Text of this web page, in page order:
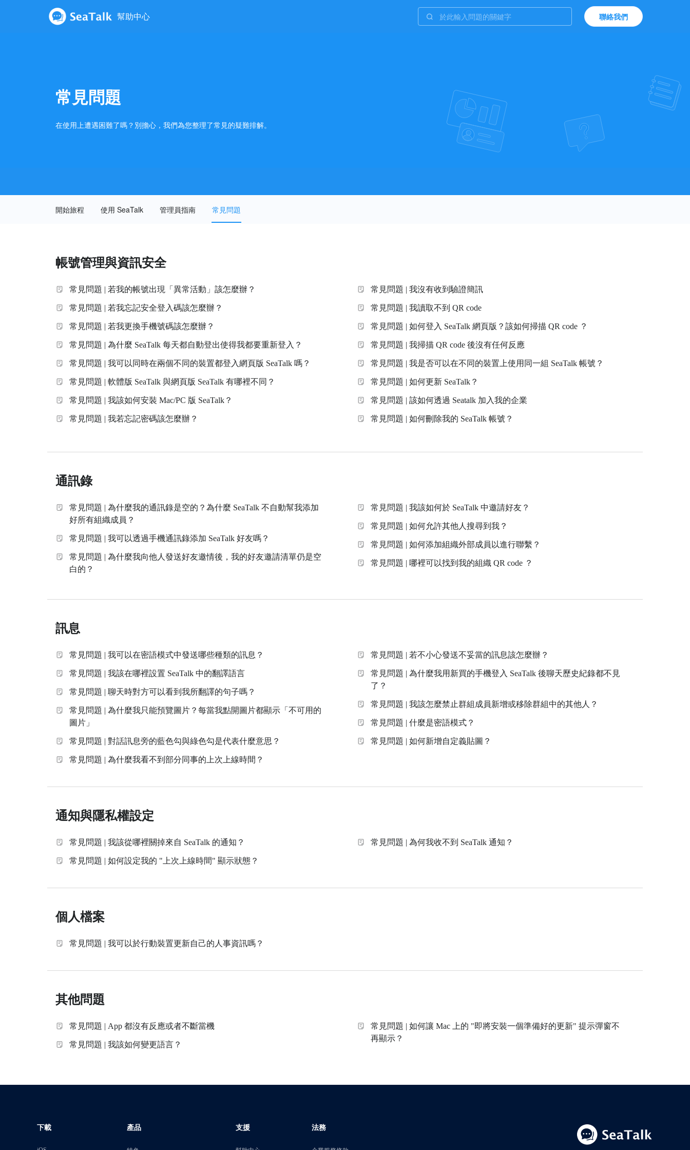
幫助中心 於此輸入問題的關鍵字 聯絡我們
常見問題
在使用上遭遇困難了嗎？別擔心，我們為您整理了常見的疑難排解。
開始旅程 使用 SeaTalk 管理員指南 常見問題
帳號管理與資訊安全
常見問題 | 若我的帳號出現「異常活動」該怎麼辦？
常見問題 | 若我忘記安全登入碼該怎麼辦？
常見問題 | 若我更換手機號碼該怎麼辦？
常見問題 | 為什麼 SeaTalk 每天都自動登出使得我都要重新登入？
常見問題 | 我可以同時在兩個不同的裝置都登入網頁版 SeaTalk 嗎？
常見問題 | 軟體版 SeaTalk 與網頁版 SeaTalk 有哪裡不同？
常見問題 | 我該如何安裝 Mac/PC 版 SeaTalk？
常見問題 | 我若忘記密碼該怎麼辦？
常見問題 | 我沒有收到驗證簡訊
常見問題 | 我讀取不到 QR code
常見問題 | 如何登入 SeaTalk 網頁版？該如何掃描 QR code ？
常見問題 | 我掃描 QR code 後沒有任何反應
常見問題 | 我是否可以在不同的裝置上使用同一組 SeaTalk 帳號？
常見問題 | 如何更新 SeaTalk？
常見問題 | 該如何透過 Seatalk 加入我的企業
常見問題 | 如何刪除我的 SeaTalk 帳號？
通訊錄
常見問題 | 為什麼我的通訊錄是空的？為什麼 SeaTalk 不自動幫我添加
好所有組織成員？
常見問題 | 我可以透過手機通訊錄添加 SeaTalk 好友嗎？
常見問題 | 為什麼我向他人發送好友邀情後，我的好友邀請清單仍是空
白的？
常見問題 | 我該如何於 SeaTalk 中邀請好友？
常見問題 | 如何允許其他人搜尋到我？
常見問題 | 如何添加組織外部成員以進行聯繫？
常見問題 | 哪裡可以找到我的組織 QR code ？
訊息
常見問題 | 我可以在密語模式中發送哪些種類的訊息？
常見問題 | 我該在哪裡設置 SeaTalk 中的翻譯語言
常見問題 | 聊天時對方可以看到我所翻譯的句子嗎？
常見問題 | 為什麼我只能預覽圖片？每當我點開圖片都顯示「不可用的
圖片」
常見問題 | 對話訊息旁的藍色勾與綠色勾是代表什麼意思？
常見問題 | 為什麼我看不到部分同事的上次上線時間？
常見問題 | 若不小心發送不妥當的訊息該怎麼辦？
常見問題 | 為什麼我用新買的手機登入 SeaTalk 後聊天歷史紀錄都不見
了？
常見問題 | 我該怎麼禁止群組成員新增或移除群組中的其他人？
常見問題 | 什麼是密語模式？
常見問題 | 如何新增自定義貼圖？
通知與隱私權設定
常見問題 | 我該從哪裡關掉來自 SeaTalk 的通知？
常見問題 | 如何設定我的 "上次上線時間" 顯示狀態？
常見問題 | 為何我收不到 SeaTalk 通知？
個人檔案
常見問題 | 我可以於行動裝置更新自己的人事資訊嗎？
其他問題
常見問題 | App 都沒有反應或者不斷當機
常見問題 | 我該如何變更語言？
常見問題 | 如何讓 Mac 上的 "即將安裝一個準備好的更新" 提示彈窗不
再顯示？
下載 產品 支援 法務